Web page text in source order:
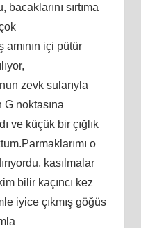
bacaklarını sırtıma
içi pütür
zevk sularıyla
G noktasına
ve küçük bir çığlık
o
kasılmalar
bilir kaçıncı kez
iyice çıkmış göğüs